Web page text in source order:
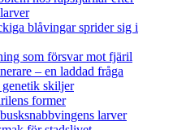
blåvingar sprider sig i
som försvar mot fjäril
– en laddad fråga
skiljer
former
larver